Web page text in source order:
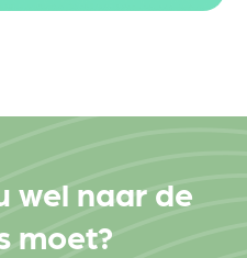
wel naar de
moet?